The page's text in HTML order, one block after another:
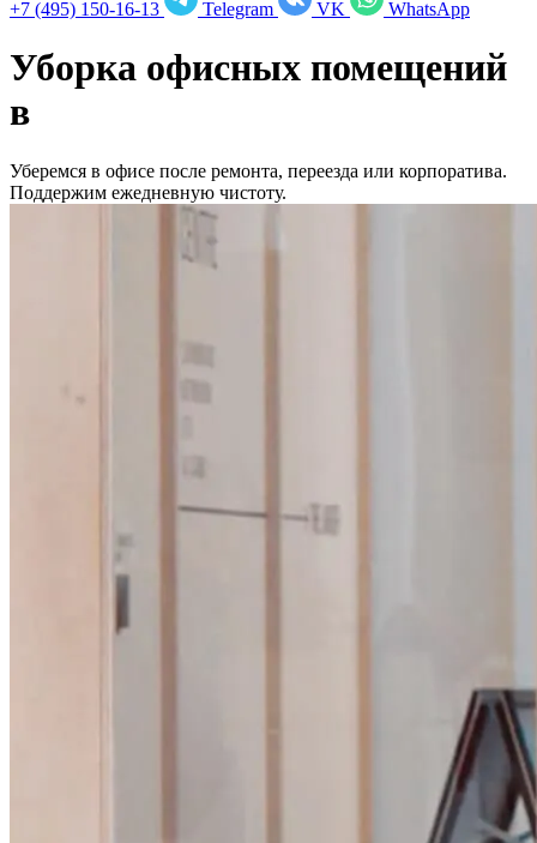
+7 (495) 150-16-13 Telegram VK WhatsApp
Уборка офисных помещений
в
Уберемся в офисе после ремонта, переезда или корпоратива.
Поддержим ежедневную чистоту.